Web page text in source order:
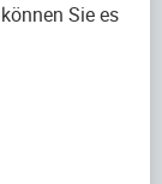
Sie es